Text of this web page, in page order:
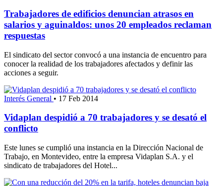
Trabajadores de edificios denuncian atrasos en
salarios y aguinaldos: unos 20 empleados reclaman
respuestas
El sindicato del sector convocó a una instancia de encuentro para
conocer la realidad de los trabajadores afectados y definir las
acciones a seguir.
Interés General • 17 Feb 2014
Vidaplan despidió a 70 trabajadores y se desató el
conflicto
Este lunes se cumplió una instancia en la Dirección Nacional de
Trabajo, en Montevideo, entre la empresa Vidaplan S.A. y el
sindicato de trabajadores del Hotel...